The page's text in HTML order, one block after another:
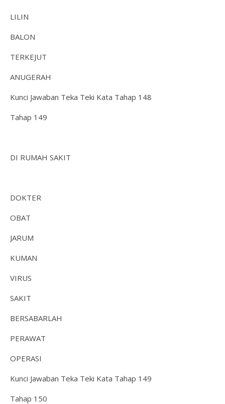
LILIN
BALON
TERKEJUT
ANUGERAH
Kunci Jawaban Teka Teki Kata Tahap 148
Tahap 149
DI RUMAH SAKIT
DOKTER
OBAT
JARUM
KUMAN
VIRUS
SAKIT
BERSABARLAH
PERAWAT
OPERASI
Kunci Jawaban Teka Teki Kata Tahap 149
Tahap 150